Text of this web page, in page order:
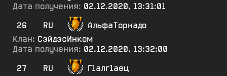
Дата получения: 02.12.2020, 13:31:01
26
RU
АльфаТорнадо
Клан: СэйдэсИнком
Дата получения: 02.12.2020, 13:32:00
27
RU
Г1алг1аец